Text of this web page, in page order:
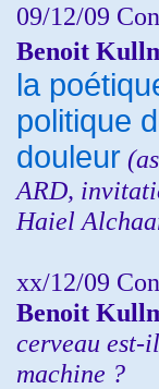
09/12/09
Benoit
la
politique
douleur (
ARD,
Haiel
xx/12/09
Benoit
cerveau est-
machine ?